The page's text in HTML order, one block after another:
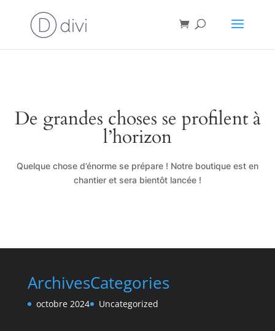
De grandes choses se profilent à
l’horizon
Quelque chose d’énorme se prépare ! Notre boutique est en
chantier et sera bientôt lancée !
Archives
octobre 2024
Categories
Uncategorized